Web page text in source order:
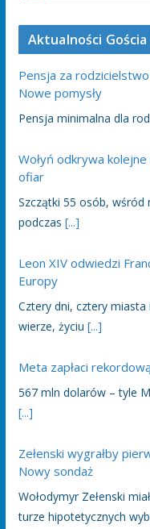
Aktualności
Pensja za
Nowe pomysły
Pensja minimalna dla
Wołyń odkrywa
ofiar
Szczątki 55 osób, wśród
podczas [...]
Leon XIV odwiedzi
Europy
Cztery dni, cztery
wierze, życiu [...]
Meta zapłaci
567 mln dolarów – tyle
[...]
Zełenski wygrałby
Nowy sondaż
Wołodymyr Zełenski
turze hipotetycznych